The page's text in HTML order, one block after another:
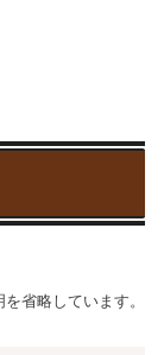
省略しています。